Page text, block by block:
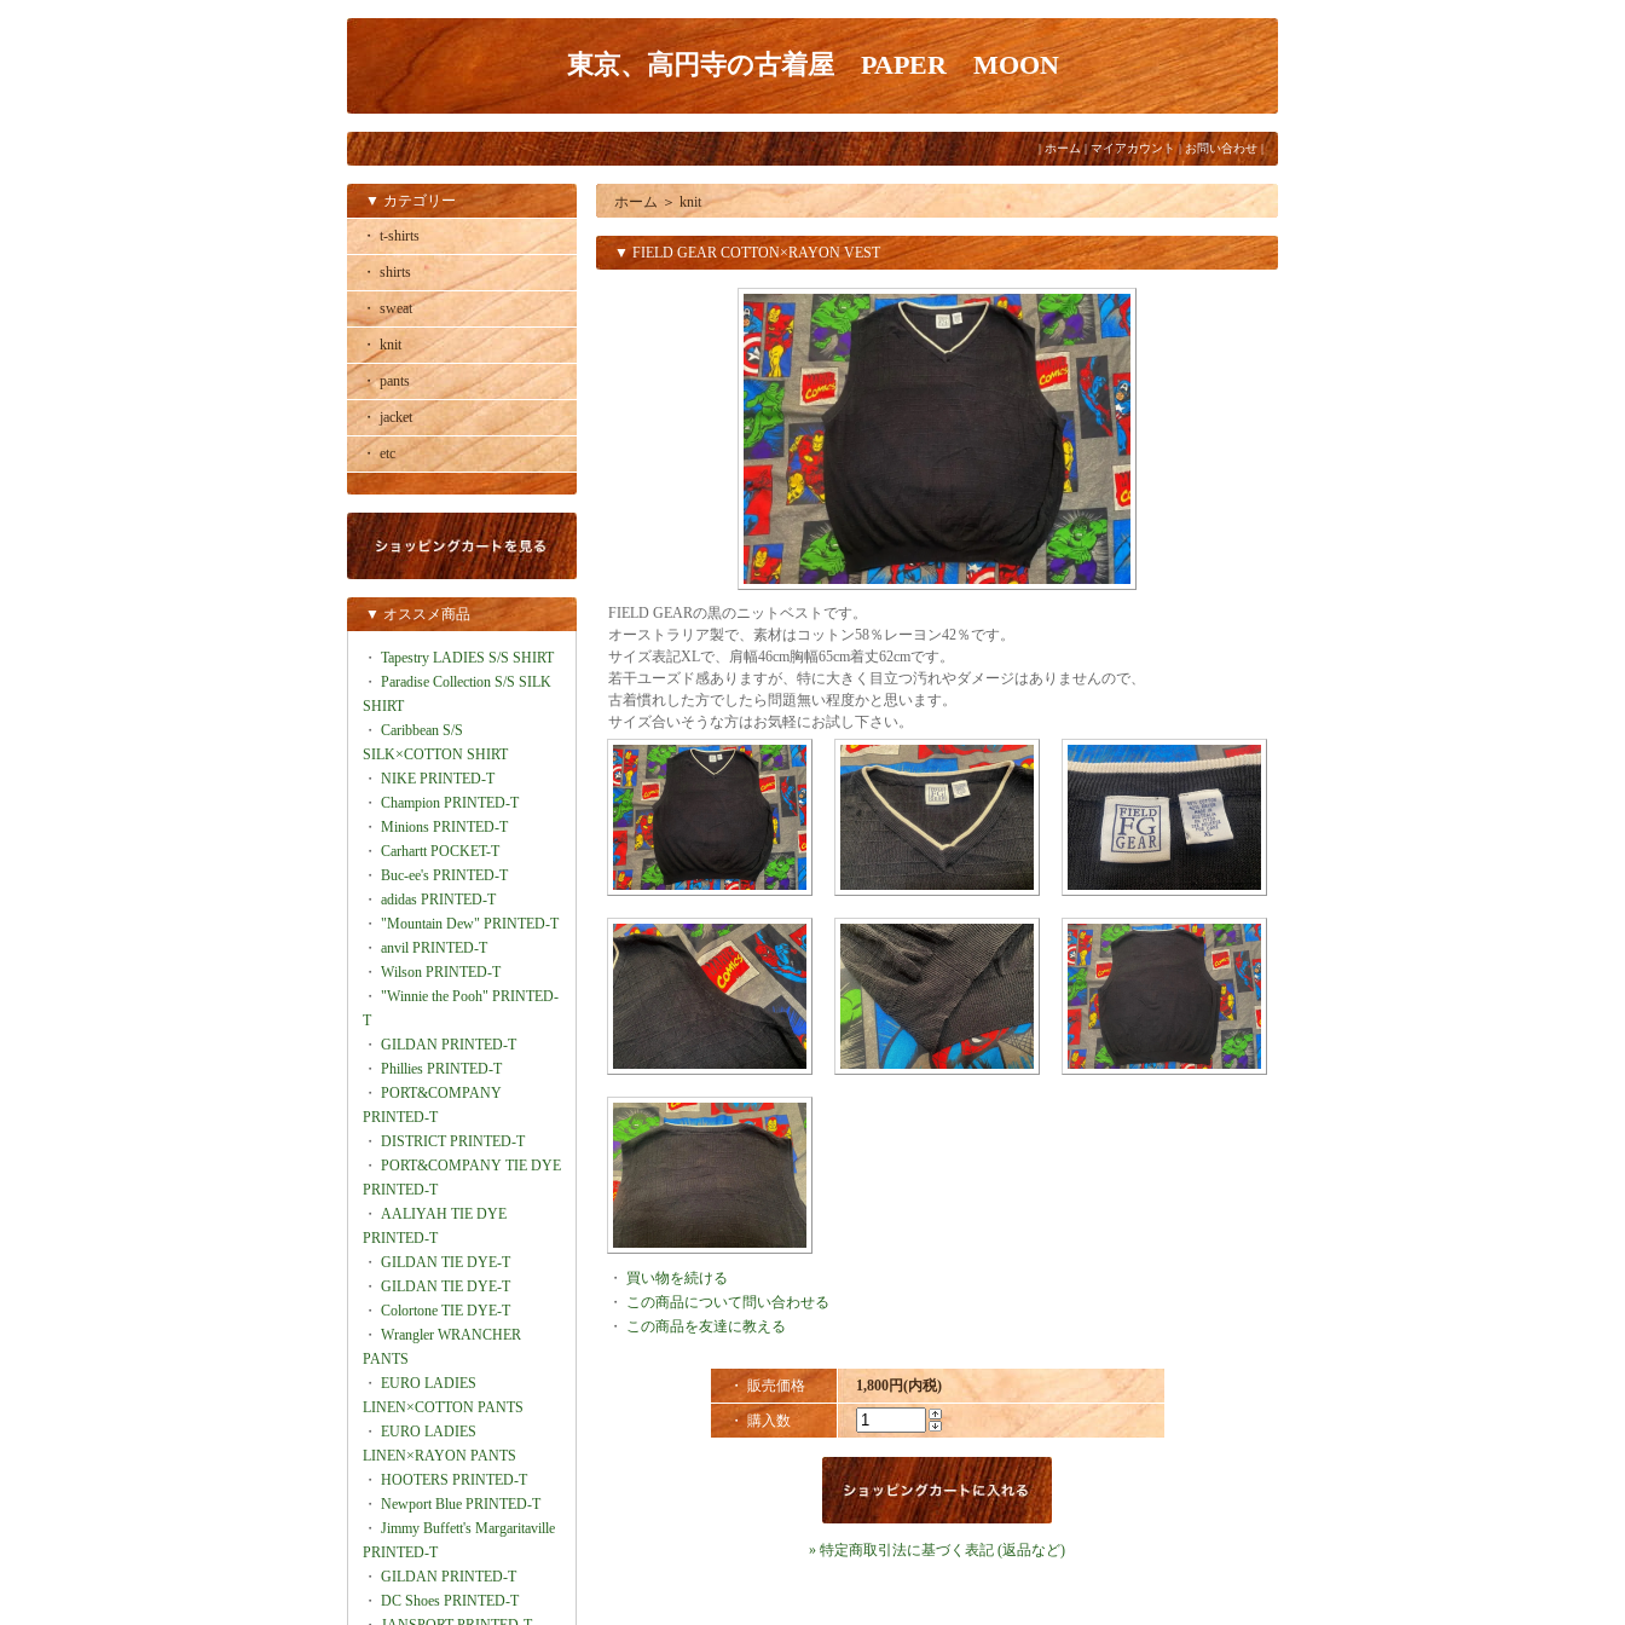
東京、高円寺の古着屋 PAPER MOON
|ホーム|マイアカウント | お問い合わせ |
▼ カテゴリー
・ t-shirts
・ shirts
・ sweat
・ knit
・ pants
・ jacket
・ etc
▼ オススメ商品
・ Tapestry LADIES S/S SHIRT
・ Paradise Collection S/S SILK
SHIRT
・ Caribbean S/S
SILK×COTTON SHIRT
・ NIKE PRINTED-T
・ Champion PRINTED-T
・ Minions PRINTED-T
・ Carhartt POCKET-T
・ Buc-ee's PRINTED-T
・ adidas PRINTED-T
・ "Mountain Dew" PRINTED-T
・ anvil PRINTED-T
・ Wilson PRINTED-T
・ "Winnie the Pooh" PRINTED-
T
・ GILDAN PRINTED-T
・ Phillies PRINTED-T
・ PORT&COMPANY
PRINTED-T
・ DISTRICT PRINTED-T
・ PORT&COMPANY TIE DYE
PRINTED-T
・ AALIYAH TIE DYE
PRINTED-T
・ GILDAN TIE DYE-T
・ GILDAN TIE DYE-T
・ Colortone TIE DYE-T
・ Wrangler WRANCHER
PANTS
・ EURO LADIES
LINEN×COTTON PANTS
・ EURO LADIES
LINEN×RAYON PANTS
・ HOOTERS PRINTED-T
・ Newport Blue PRINTED-T
・ Jimmy Buffett's Margaritaville
PRINTED-T
・ GILDAN PRINTED-T
・ DC Shoes PRINTED-T
ホーム ＞ knit
▼ FIELD GEAR COTTON×RAYON VEST
FIELD GEARの黒のニットベストです。
オーストラリア製で、素材はコットン58％レーヨン42％です。
サイズ表記XLで、肩幅46cm胸幅65cm着丈62cmです。
若干ユーズド感ありますが、特に大きく目立つ汚れやダメージはありませんので、
古着慣れした方でしたら問題無い程度かと思います。
サイズ合いそうな方はお気軽にお試し下さい。
・ 買い物を続ける
・ この商品について問い合わせる
・ この商品を友達に教える
・ 販売価格 1,800円(内税)
・ 購入数
» 特定商取引法に基づく表記 (返品など)